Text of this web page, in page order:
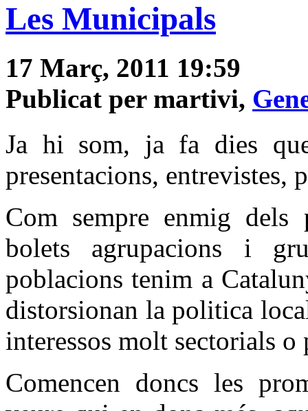
Les Municipals
17 Març, 2011 19:59
Publicat per martivi,
Ja hi som, ja fa dies
presentacions, entrevistes,
Com sempre enmig dels
bolets agrupacions i
poblacions tenim a
distorsionan la politica
interessos molt sectorials o
Comencen doncs les